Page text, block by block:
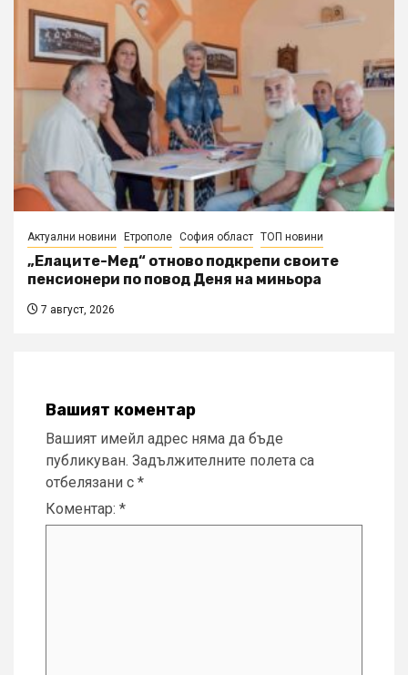
Актуални новини Етрополе София област ТОП новини
„Елаците-Мед“ отново подкрепи своите
пенсионери по повод Деня на миньора
7 август, 2026
Вашият коментар
Вашият имейл адрес няма да бъде
публикуван. Задължителните полета са
отбелязани с *
Коментар: *